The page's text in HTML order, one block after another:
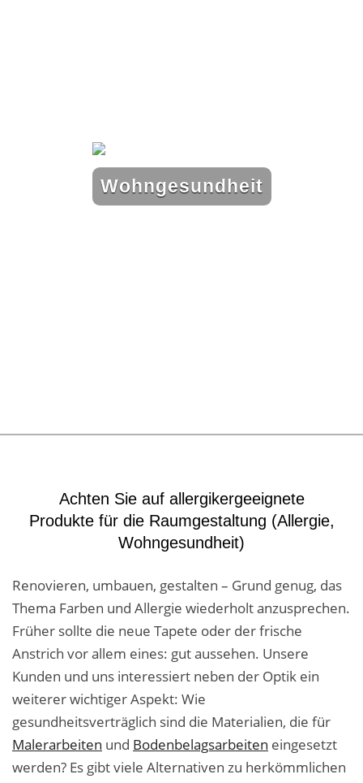
Wohngesundheit
Achten Sie auf allergikergeeignete
Produkte für die Raumgestaltung (Allergie,
Wohngesundheit)
Renovieren, umbauen, gestalten – Grund genug, das
Thema Farben und Allergie wiederholt anzusprechen.
Früher sollte die neue Tapete oder der frische
Anstrich vor allem eines: gut aussehen. Unsere
Kunden und uns interessiert neben der Optik ein
weiterer wichtiger Aspekt: Wie
gesundheitsverträglich sind die Materialien, die für
Malerarbeiten und Bodenbelagsarbeiten eingesetzt
werden? Es gibt viele Alternativen zu herkömmlichen